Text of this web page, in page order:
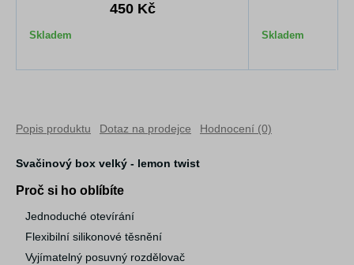
450 Kč
Skladem Skladem
Popis produktu Dotaz na prodejce Hodnocení (0)
Svačinový box velký - lemon twist
Proč si ho oblíbíte
Jednoduché otevírání
Flexibilní silikonové těsnění
Vyjímatelný posuvný rozdělovač